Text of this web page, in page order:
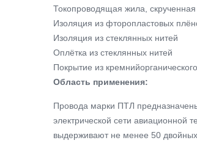
Токопроводящая жила,
Изоляция из фторопластовых
Изоляция из стеклянных нитей
Оплётка из стеклянных нитей
Покрытие из
Область применения:
Провода марки ПТЛ
электрической сети авиационной
выдерживают не менее 50